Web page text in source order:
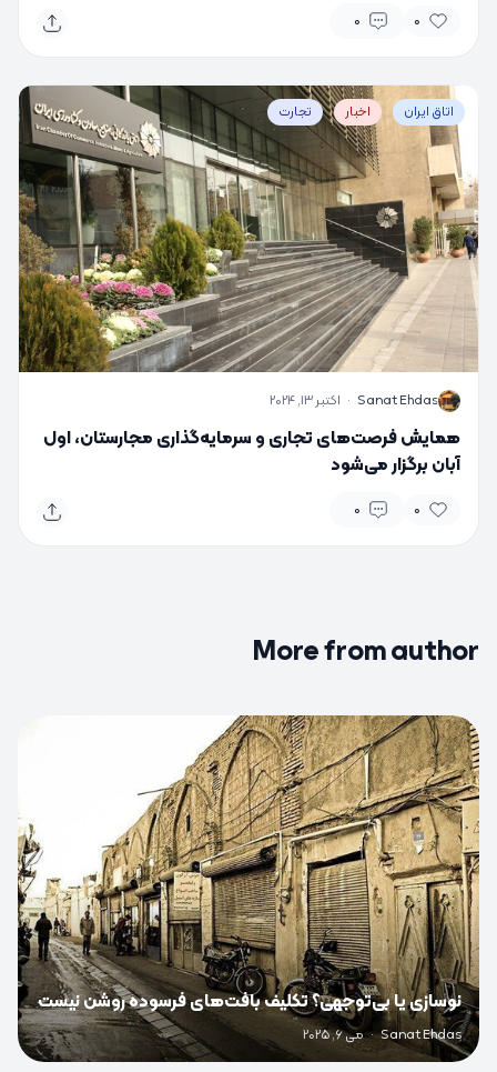
0
0
اتاق ایران اخبار تجارت
S
Sanat Ehdas
· اکتبر 13, 2024
همایش فرصت‌های تجاری و سرمایه‌گذاری مجارستان، اول
آبان برگزار می‌شود
0
0
More from author
0
نوسازی یا بی‌توجهی؟ تکلیف بافت‌های فرسوده روشن نیست
Sanat Ehdas
· می 6, 2025